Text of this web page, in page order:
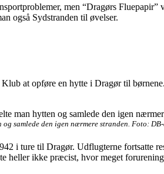
men “Dragørs
også Sydstranden til øvelser.
at opføre en hytte i Dragør til
samlede den igen nærmere stranden. Foto:
i ture til Dragør. Udflugterne fortsatte
heller ikke præcist, hvor meget